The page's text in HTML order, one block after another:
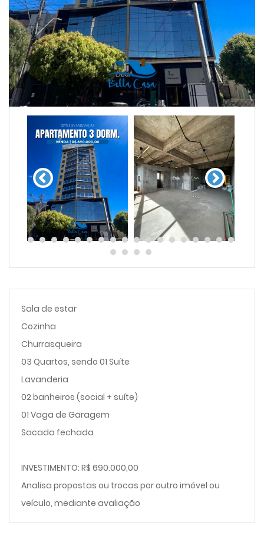
Sala de estar
Cozinha
Churrasqueira
03 Quartos, sendo 01 Suíte
Lavanderia
02 banheiros (social + suíte)
01 Vaga de Garagem
Sacada fechada
INVESTIMENTO: R$ 690.000,00
Analisa propostas ou trocas por outro imóvel ou
veículo, mediante avaliação